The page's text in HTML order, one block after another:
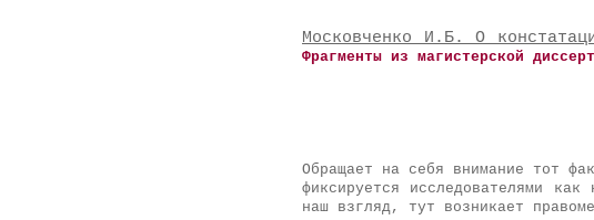
Московченко И.Б. О
Фрагменты из магистерской
Обращает на себя внимание тот
фиксируется исследователями
наш взгляд, тут возникает